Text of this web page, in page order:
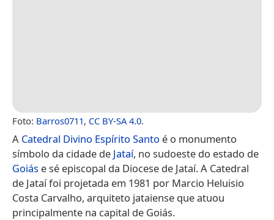
Foto: Barros0711, CC BY-SA 4.0.
A Catedral Divino Espírito Santo é o monumento
símbolo da cidade de Jataí, no sudoeste do estado de
Goiás e sé episcopal da Diocese de Jataí. A Catedral
de Jataí foi projetada em 1981 por Marcio Heluisio
Costa Carvalho, arquiteto jataiense que atuou
principalmente na capital de Goiás.